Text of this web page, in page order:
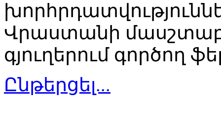
Վրաստանի
գյուղերում գործող
Ընթերցել...